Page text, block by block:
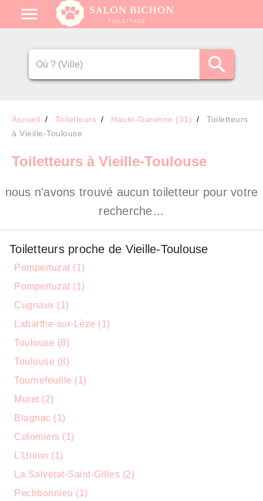
Accueil Toiletteurs Haute-Garonne (31)
Toiletteurs
à Vieille-Toulouse
Toiletteurs à Vieille-Toulouse
nous n'avons trouvé aucun toiletteur pour votre
recherche…
Toiletteurs proche de Vieille-Toulouse
Pompertuzat (1)
Pompertuzat (1)
Cugnaux (1)
Labarthe-sur-Lèze (1)
Toulouse (8)
Toulouse (8)
Tournefeuille (1)
Muret (2)
Blagnac (1)
Colomiers (1)
L'Union (1)
La Salvetat-Saint-Gilles (2)
Pechbonnieu (1)